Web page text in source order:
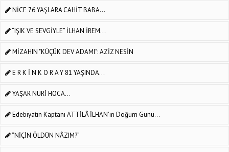
NİCE 76 YAŞLARA CAHİT BABA...
“IŞIK VE SEVGİYLE” İLHAN İREM...
MİZAHIN "KÜÇÜK DEV ADAMI": AZİZ NESİN
E R K İ N K O R A Y 81 YAŞINDA...
YAŞAR NURİ HOCA...
Edebiyatın Kaptanı ATTİLÂ İLHAN'ın Doğum Günü...
“NİÇİN ÖLDÜN NÂZIM?”